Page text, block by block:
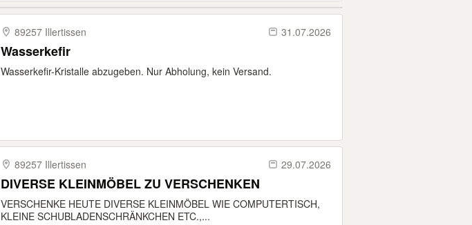
89257 Illertissen 31.07.2026
Wasserkefir
Wasserkefir-Kristalle abzugeben. Nur Abholung, kein Versand.
89257 Illertissen 29.07.2026
DIVERSE KLEINMÖBEL ZU VERSCHENKEN
VERSCHENKE HEUTE DIVERSE KLEINMÖBEL WIE COMPUTERTISCH,
KLEINE SCHUBLADENSCHRÄNKCHEN ETC.,...